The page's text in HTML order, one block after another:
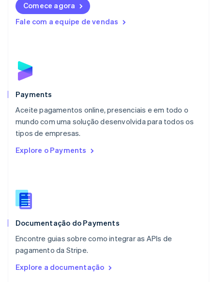
Comece agora
Fale com a equipe de vendas
Payments
Aceite pagamentos online, presenciais e em todo o
mundo com uma solução desenvolvida para todos os
tipos de empresas.
Explore o Payments
Documentação do Payments
Encontre guias sobre como integrar as APIs de
pagamento da Stripe.
Explore a documentação
Lituânia
English
Luxemburgo
Malta
English
EspañolEnglish
English
Nova Zelândia
English
NederlandsEnglish
Português
RAE de Hong Kong, China
Reino Unido
República Tcheca
English
English